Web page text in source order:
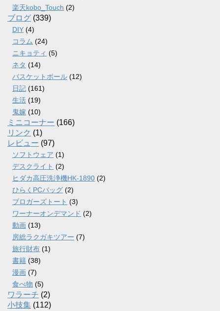
楽天kobo_Touch (2)
ブログ (339)
DIY (4)
コラム (24)
ニキョティ (5)
ネタ (14)
バスケットボール (12)
日記 (161)
生活 (19)
鬼嫁 (10)
ミニコーナー (166)
リンク (1)
レビュー (97)
ソフトウェア (1)
デスクライト (2)
ヒダカ高圧洗浄機HK-1890 (2)
ひらくPCバッグ (2)
ブロガーズトート (3)
ワーナーオンデマンド (2)
動画 (13)
房総ラクガキツアー (7)
旅行財布 (1)
書籍 (38)
漫画 (7)
食べ物 (5)
ワラーチ (2)
小技集 (112)